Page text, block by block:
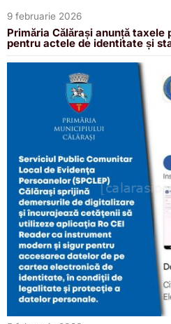
9 februarie 2026
Primăria Călărași anunță taxele
pentru actele de identitate și